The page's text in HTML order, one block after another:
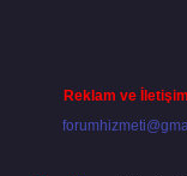
Reklam ve